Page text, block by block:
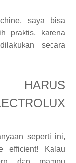
saya bisa
praktis, karena
secara
seperti ini,
efficient! Kalau
dan mampu